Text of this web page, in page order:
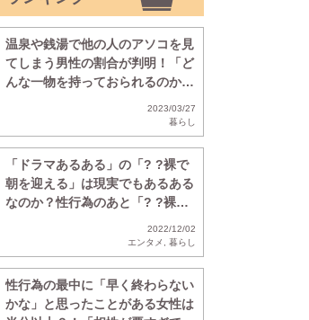
温泉や銭湯で他の人のアソコを見
てしまう男性の割合が判明！「ど
んな一物を持っておられるのか興
2023/03/27
暮らし
「ドラマあるある」の「? ?裸で
朝を迎える」は現実でもあるある
なのか？性行為のあと「? ?裸で
2022/12/02
エンタメ
暮らし
性行為の最中に「早く終わらない
かな」と思ったことがある女性は